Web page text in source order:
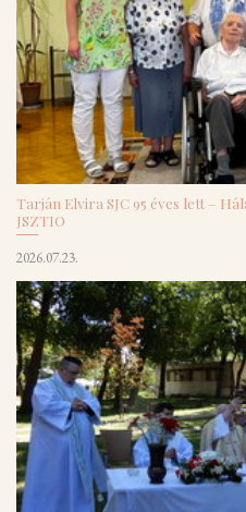
Tarján Elvira SJC 95 éves lett –
JSZTIO
2026.07.23.